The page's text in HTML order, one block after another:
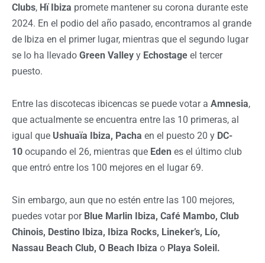
Clubs, Hï Ibiza promete mantener su corona durante este
2024. En el podio del año pasado, encontramos al grande
de Ibiza en el primer lugar, mientras que el segundo lugar
se lo ha llevado Green Valley y Echostage el tercer
puesto.
Entre las discotecas ibicencas se puede votar a Amnesia,
que actualmente se encuentra entre las 10 primeras, al
igual que Ushuaïa Ibiza, Pacha en el puesto 20 y DC-
10 ocupando el 26, mientras que Eden es el último club
que entró entre los 100 mejores en el lugar 69.
Sin embargo, aun que no estén entre las 100 mejores,
puedes votar por Blue Marlin Ibiza, Café Mambo, Club
Chinois, Destino Ibiza, Ibiza Rocks, Lineker’s, Lío,
Nassau Beach Club, O Beach Ibiza o Playa Soleil.